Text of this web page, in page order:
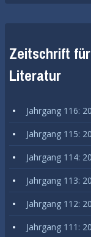
Zeitschrift
Literatur
Jahrgang 116:
Jahrgang 115:
Jahrgang 114:
Jahrgang 113:
Jahrgang 112:
Jahrgang 111: